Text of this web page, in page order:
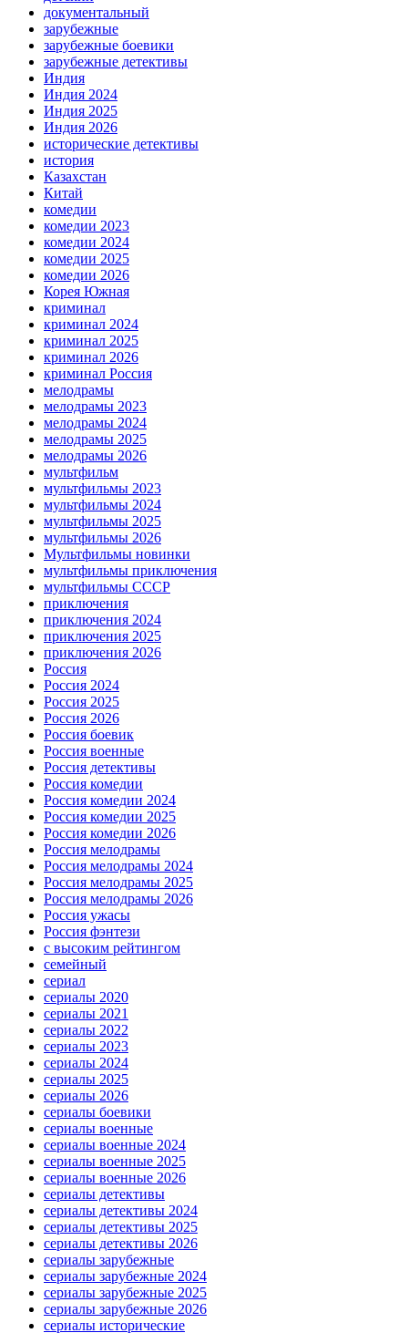
документальный
зарубежные
зарубежные боевики
зарубежные детективы
Индия
Индия 2024
Индия 2025
Индия 2026
исторические детективы
история
Казахстан
Китай
комедии
комедии 2023
комедии 2024
комедии 2025
комедии 2026
Корея Южная
криминал
криминал 2024
криминал 2025
криминал 2026
криминал Россия
мелодрамы
мелодрамы 2023
мелодрамы 2024
мелодрамы 2025
мелодрамы 2026
мультфильм
мультфильмы 2023
мультфильмы 2024
мультфильмы 2025
мультфильмы 2026
Мультфильмы новинки
мультфильмы приключения
мультфильмы СССР
приключения
приключения 2024
приключения 2025
приключения 2026
Россия
Россия 2024
Россия 2025
Россия 2026
Россия боевик
Россия военные
Россия детективы
Россия комедии
Россия комедии 2024
Россия комедии 2025
Россия комедии 2026
Россия мелодрамы
Россия мелодрамы 2024
Россия мелодрамы 2025
Россия мелодрамы 2026
Россия ужасы
Россия фэнтези
с высоким рейтингом
семейный
сериал
сериалы 2020
сериалы 2021
сериалы 2022
сериалы 2023
сериалы 2024
сериалы 2025
сериалы 2026
сериалы боевики
сериалы военные
сериалы военные 2024
сериалы военные 2025
сериалы военные 2026
сериалы детективы
сериалы детективы 2024
сериалы детективы 2025
сериалы детективы 2026
сериалы зарубежные
сериалы зарубежные 2024
сериалы зарубежные 2025
сериалы зарубежные 2026
сериалы исторические